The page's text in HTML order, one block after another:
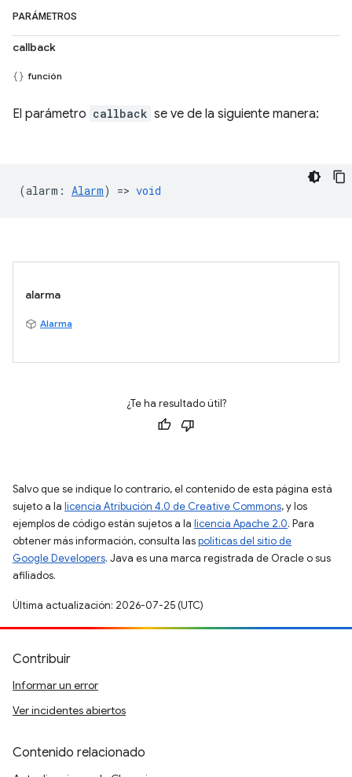
PARÁMETROS
callback
función
El parámetro callback se ve de la siguiente manera:
(alarm : Alarm) => void
alarma
Alarma
¿Te ha resultado útil?
Salvo que se indique lo contrario, el contenido de esta página está
sujeto a la licencia Atribución 4.0 de Creative Commons, y los
ejemplos de código están sujetos a la licencia Apache 2.0. Para
obtener más información, consulta laspolíticas del sitio de
Google Developers. Java es una marca registrada de Oracle o sus
afiliados.
Última actualización: 2026-07-25 (UTC)
Contribuir
Informar un error
Ver incidentes abiertos
Contenido relacionado